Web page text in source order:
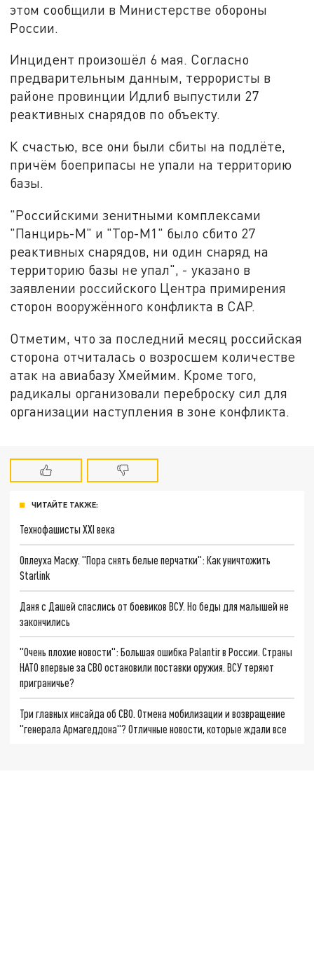
этом сообщили в Министерстве обороны
России.
Инцидент произошёл 6 мая. Согласно
предварительным данным, террористы в
районе провинции Идлиб выпустили 27
реактивных снарядов по объекту.
К счастью, все они были сбиты на подлёте,
причём боеприпасы не упали на территорию
базы.
"Российскими зенитными комплексами
"Панцирь-М" и "Тор-М1" было сбито 27
реактивных снарядов, ни один снаряд на
территорию базы не упал", - указано в
заявлении российского Центра примирения
сторон вооружённого конфликта в САР.
Отметим, что за последний месяц российская
сторона отчиталась о возросшем количестве
атак на авиабазу Хмеймим. Кроме того,
радикалы организовали переброску сил для
организации наступления в зоне конфликта.
ЧИТАЙТЕ ТАКЖЕ:
Технофашисты XXI века
Оплеуха Маску. "Пора снять белые перчатки": Как уничтожить
Starlink
Даня с Дашей спаслись от боевиков ВСУ. Но беды для малышей не
закончились
"Очень плохие новости": Большая ошибка Palantir в России. Страны
НАТО впервые за СВО остановили поставки оружия. ВСУ теряют
приграничье?
Три главных инсайда об СВО. Отмена мобилизации и возвращение
"генерала Армагеддона"? Отличные новости, которые ждали все